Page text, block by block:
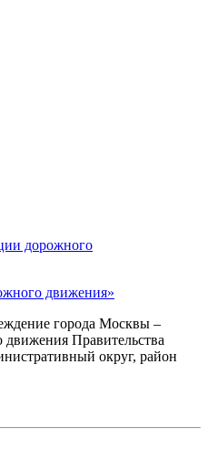
движения»
города Москвы –
Правительства
округ, район